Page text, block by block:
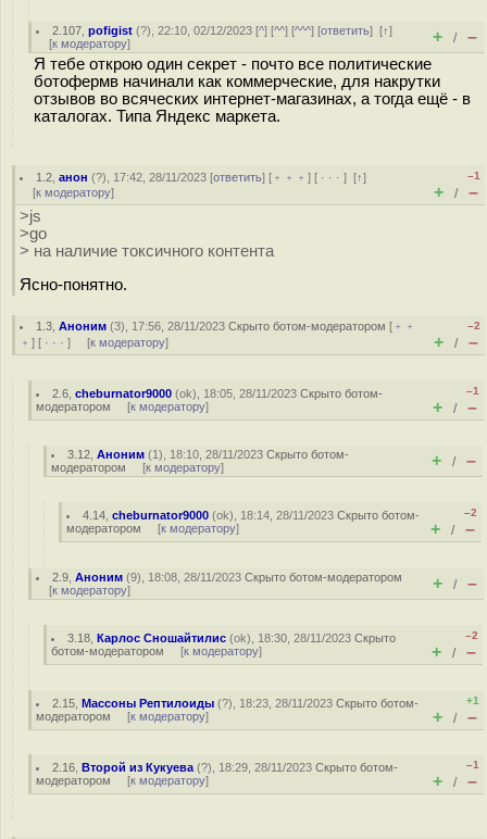
2.107 ,pofigist (?), 22:10, 02/12/2023 [^] [^^] [^^^] [ответить][↑]
[к модератору] + / –
Я тебе открою один секрет - почто все политические
ботофермв начинали как коммерческие, для накрутки
отзывов во всяческих интернет-магазинах, а тогда ещё - в
каталогах. Типа Яндекс маркета.
1.2 ,анон (?), 17:42, 28/11/2023 [ответить] [ ﹢﹢﹢] [ · · ·][↑]
[к модератору]
–1
+ / –
>js
>go
> на наличие токсичного контента
Ясно-понятно.
1.3 ,Аноним (3), 17:56, 28/11/2023Скрыто ботом-модератором [ ﹢﹢
﹢ ] [ · · · ] [к модератору]
–2
+ / –
2.6 ,cheburnator9000 (ok), 18:05, 28/11/2023Скрыто ботом-
модератором [к модератору]
–1
+ / –
3.12 ,Аноним (1), 18:10, 28/11/2023Скрыто ботом-
модератором [к модератору] + / –
4.14 ,cheburnator9000 (ok), 18:14, 28/11/2023Скрыто ботом-
модератором [к модератору]
–2
+ / –
2.9 ,Аноним (9), 18:08, 28/11/2023Скрыто ботом-модератором
[к модератору] + / –
3.18 ,Карлос Сношайтилис (ok), 18:30, 28/11/2023Скрыто
ботом-модератором [к модератору]
–2
+ / –
2.15 ,Массоны Рептилоиды (?), 18:23, 28/11/2023Скрыто ботом-
модератором [к модератору]
+1
+ / –
2.16 ,Второй из Кукуева (?), 18:29, 28/11/2023Скрыто ботом-
модератором [к модератору]
–1
+ / –